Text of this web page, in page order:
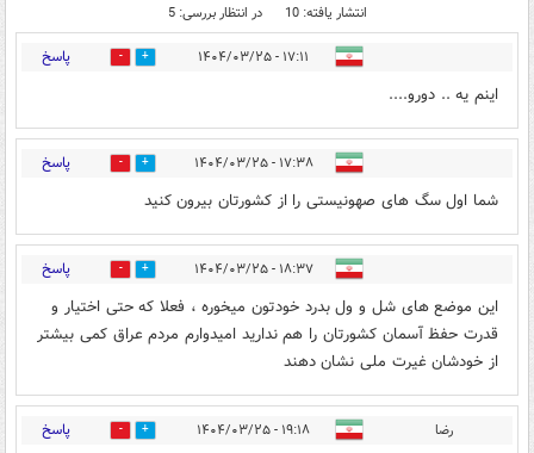
انتشار یافته: 10 در انتظار بررسی: 5
۱۷:۱۱ - ۱۴۰۴/۰۳/۲۵ 8 پاسخ
اینم یه .. دورو....
۱۷:۳۸ - ۱۴۰۴/۰۳/۲۵ 9 پاسخ
شما اول سگ های صهونیستی را از کشورتان بیرون کنید
۱۸:۳۷ - ۱۴۰۴/۰۳/۲۵ 8 پاسخ
این موضع های شل و ول بدرد خودتون میخوره ، فعلا که حتی اختیار و
قدرت حفظ آسمان کشورتان را هم ندارید امیدوارم مردم عراق کمی بیشتر
از خودشان غیرت ملی نشان دهند
رضا ۱۹:۱۸ - ۱۴۰۴/۰۳/۲۵ 11 پاسخ